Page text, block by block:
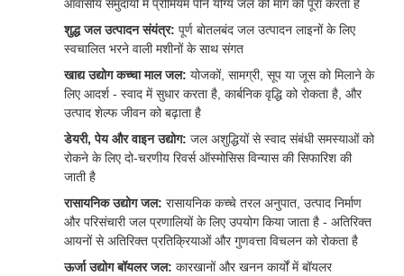
आवासीय समुदायों में प्रीमियम पीने योग्य जल की मांग को पूरा करता है
शुद्ध जल उत्पादन संयंत्र: पूर्ण बोतलबंद जल उत्पादन लाइनों के लिए
स्वचालित भरने वाली मशीनों के साथ संगत
खाद्य उद्योग कच्चा माल जल: योजकों, सामग्री, सूप या जूस को मिलाने के
लिए आदर्श - स्वाद में सुधार करता है, कार्बनिक वृद्धि को रोकता है, और
उत्पाद शेल्फ जीवन को बढ़ाता है
डेयरी, पेय और वाइन उद्योग: जल अशुद्धियों से स्वाद संबंधी समस्याओं को
रोकने के लिए दो-चरणीय रिवर्स ऑस्मोसिस विन्यास की सिफारिश की
जाती है
रासायनिक उद्योग जल: रासायनिक कच्चे तरल अनुपात, उत्पाद निर्माण
और परिसंचारी जल प्रणालियों के लिए उपयोग किया जाता है - अतिरिक्त
आयनों से अतिरिक्त प्रतिक्रियाओं और गुणवत्ता विचलन को रोकता है
ऊर्जा उद्योग बॉयलर जल: कारखानों और खनन कार्यों में बॉयलर